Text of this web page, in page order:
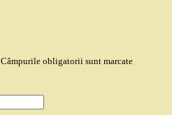
Câmpurile obligatorii sunt marcate